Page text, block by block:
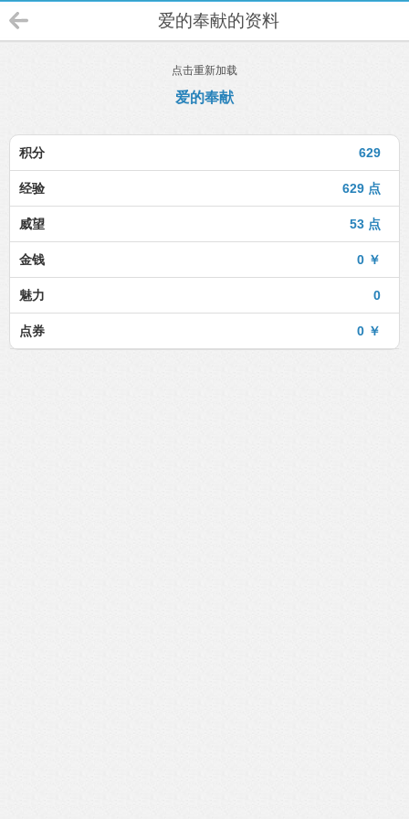
爱的奉献的资料
点击重新加载
爱的奉献
629
积分
629 点
经验
53 点
威望
0 ￥
金钱
0
魅力
0 ￥
点券